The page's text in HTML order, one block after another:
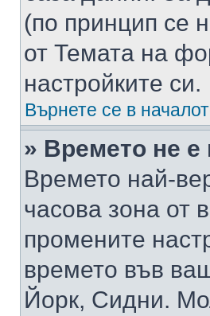
(по принцип се
от Темата на
настройките си.
Върнете се в
» Времето не е
Времето най-
часова зона от
промените
времето във
Йорк, Сидни.